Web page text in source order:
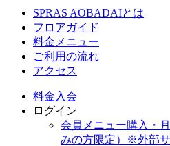
SPRAS AOBADAIとは
フロアガイド
料金メニュー
ご利用の流れ
アクセス
料金 入会
ログイン
会員メニュー購入・
みの方限定）
※外部